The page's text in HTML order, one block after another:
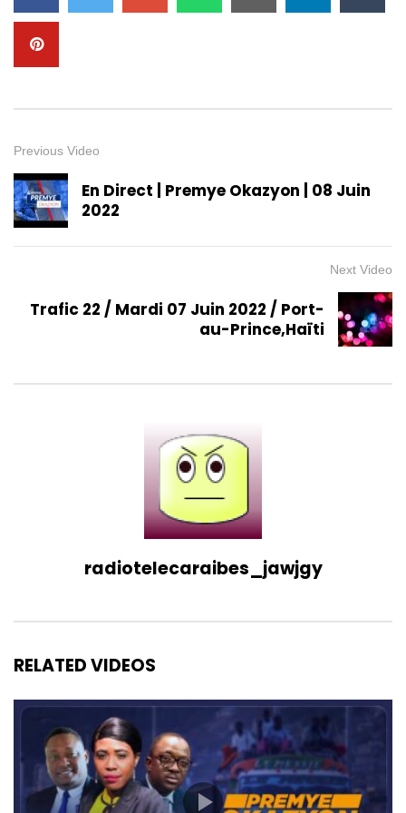
Previous Video
En Direct | Premye Okazyon | 08 Juin
2022
Next Video
Trafic 22 / Mardi 07 Juin 2022 / Port-
au-Prince,Haïti
radiotelecaraibes_jawjgy
RELATED VIDEOS